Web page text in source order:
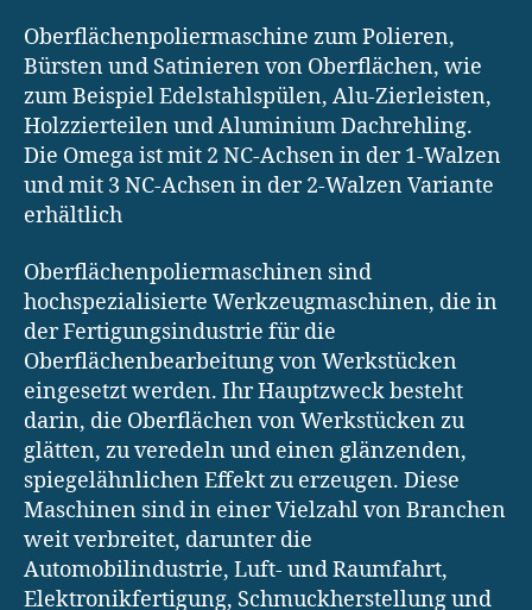
Oberflächenpoliermaschine zum Polieren,
Bürsten und Satinieren von Oberflächen, wie
zum Beispiel Edelstahlspülen, Alu-Zierleisten,
Holzzierteilen und Aluminium Dachrehling.
Die Omega ist mit 2 NC-Achsen in der 1-Walzen
und mit 3 NC-Achsen in der 2-Walzen Variante
erhältlich
Oberflächenpoliermaschinen sind
hochspezialisierte Werkzeugmaschinen, die in
der Fertigungsindustrie für die
Oberflächenbearbeitung von Werkstücken
eingesetzt werden. Ihr Hauptzweck besteht
darin, die Oberflächen von Werkstücken zu
glätten, zu veredeln und einen glänzenden,
spiegelähnlichen Effekt zu erzeugen. Diese
Maschinen sind in einer Vielzahl von Branchen
weit verbreitet, darunter die
Automobilindustrie, Luft- und Raumfahrt,
Elektronikfertigung, Schmuckherstellung und